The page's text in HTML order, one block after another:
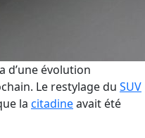
d’une évolution
. Le restylagedu SUV
la citadineavait été